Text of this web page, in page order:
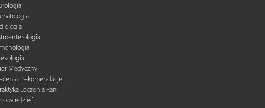
Medyczny
i rekomendacje
Leczenia Ran
wiedzieć